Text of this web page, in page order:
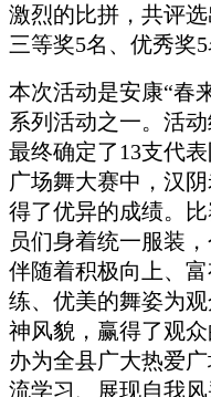
激烈的比拼，共评
三等奖5名、优秀奖5
本次活动是安康“春
系列活动之一。活
最终确定了13支代
广场舞大赛中，汉
得了优异的成绩。
员们身着统一服装
伴随着积极向上、
练、优美的舞姿为
神风貌，赢得了观
办为全县广大热爱
流学习、展现自我